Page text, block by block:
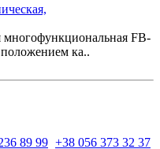
многофункциональная FB-
ка..
89 99 +38 056 373 32 37